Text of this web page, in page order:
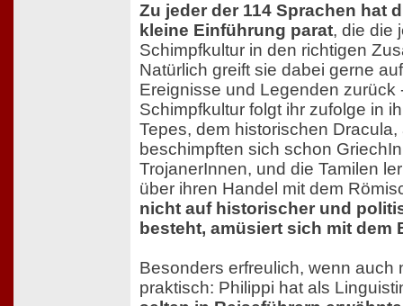
Zu jeder der 114 Sprachen hat
kleine Einführung parat, die die
Schimpfkultur in den richtigen
Natürlich greift sie dabei gerne
Ereignisse und Legenden zurück
Schimpfkultur folgt ihr zufolge in
Tepes, dem historischen
beschimpften sich schon
TrojanerInnen, und die Tamilen
über ihren Handel mit dem
nicht auf historischer und
besteht, amüsiert sich mit dem
Besonders erfreulich, wenn auch
praktisch: Philippi hat als